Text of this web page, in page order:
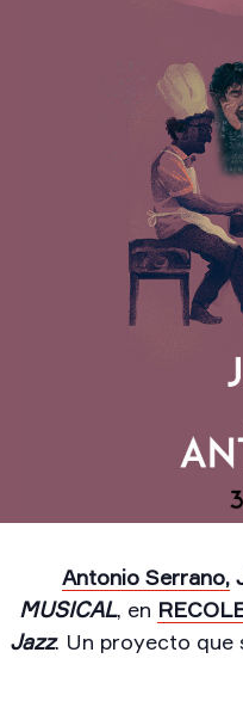
Antonio Serrano,
MUSICAL, en
Jazz. Un proyecto que